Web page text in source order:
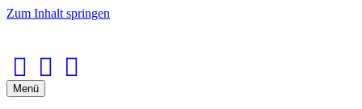
Zum Inhalt springen
Menü